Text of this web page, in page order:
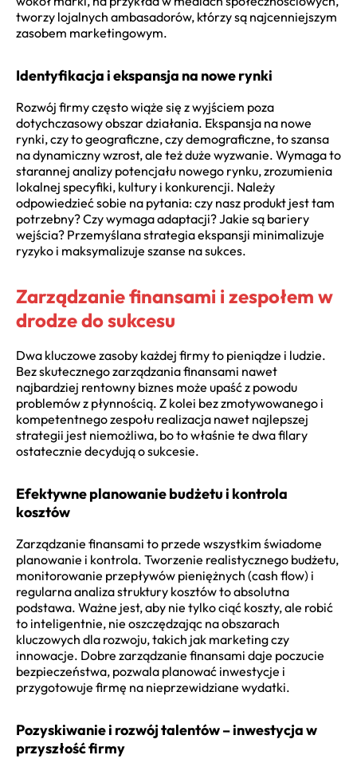
tworzy lojalnych ambasadorów, którzy są najcenniejszym
zasobem marketingowym.
Identyfikacja i ekspansja na nowe rynki
Rozwój firmy często wiąże się z wyjściem poza
dotychczasowy obszar działania. Ekspansja na nowe
rynki, czy to geograficzne, czy demograficzne, to szansa
na dynamiczny wzrost, ale też duże wyzwanie. Wymaga to
starannej analizy potencjału nowego rynku, zrozumienia
lokalnej specyfiki, kultury i konkurencji. Należy
odpowiedzieć sobie na pytania: czy nasz produkt jest tam
potrzebny? Czy wymaga adaptacji? Jakie są bariery
wejścia? Przemyślana strategia ekspansji minimalizuje
ryzyko i maksymalizuje szanse na sukces.
Zarządzanie finansami i zespołem w
drodze do sukcesu
Dwa kluczowe zasoby każdej firmy to pieniądze i ludzie.
Bez skutecznego zarządzania finansami nawet
najbardziej rentowny biznes może upaść z powodu
problemów z płynnością. Z kolei bez zmotywowanego i
kompetentnego zespołu realizacja nawet najlepszej
strategii jest niemożliwa, bo to właśnie te dwa filary
ostatecznie decydują o sukcesie.
Efektywne planowanie budżetu i kontrola
kosztów
Zarządzanie finansami to przede wszystkim świadome
planowanie i kontrola. Tworzenie realistycznego budżetu,
monitorowanie przepływów pieniężnych (cash flow) i
regularna analiza struktury kosztów to absolutna
podstawa. Ważne jest, aby nie tylko ciąć koszty, ale robić
to inteligentnie, nie oszczędzając na obszarach
kluczowych dla rozwoju, takich jak marketing czy
innowacje. Dobre zarządzanie finansami daje poczucie
bezpieczeństwa, pozwala planować inwestycje i
przygotowuje firmę na nieprzewidziane wydatki.
Pozyskiwanie i rozwój talentów – inwestycja w
przyszłość firmy